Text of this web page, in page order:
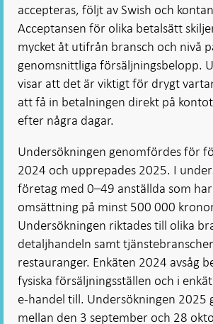
accepteras, följt av Swish och
Acceptansen för olika betalsätt
mycket åt utifrån bransch och nivå
genomsnittliga försäljningsbelopp.
visar att det är viktigt för drygt
att få in betalningen direkt på
efter några dagar.
Undersökningen genomfördes för
2024 och upprepades 2025. I
företag med 0–49 anställda som
omsättning på minst 500 000
Undersökningen riktades till olika
detaljhandeln samt
restauranger. Enkäten 2024 avsåg
fysiska försäljningsställen och i
e-handel till. Undersökningen 2025
mellan den 3 september och 28